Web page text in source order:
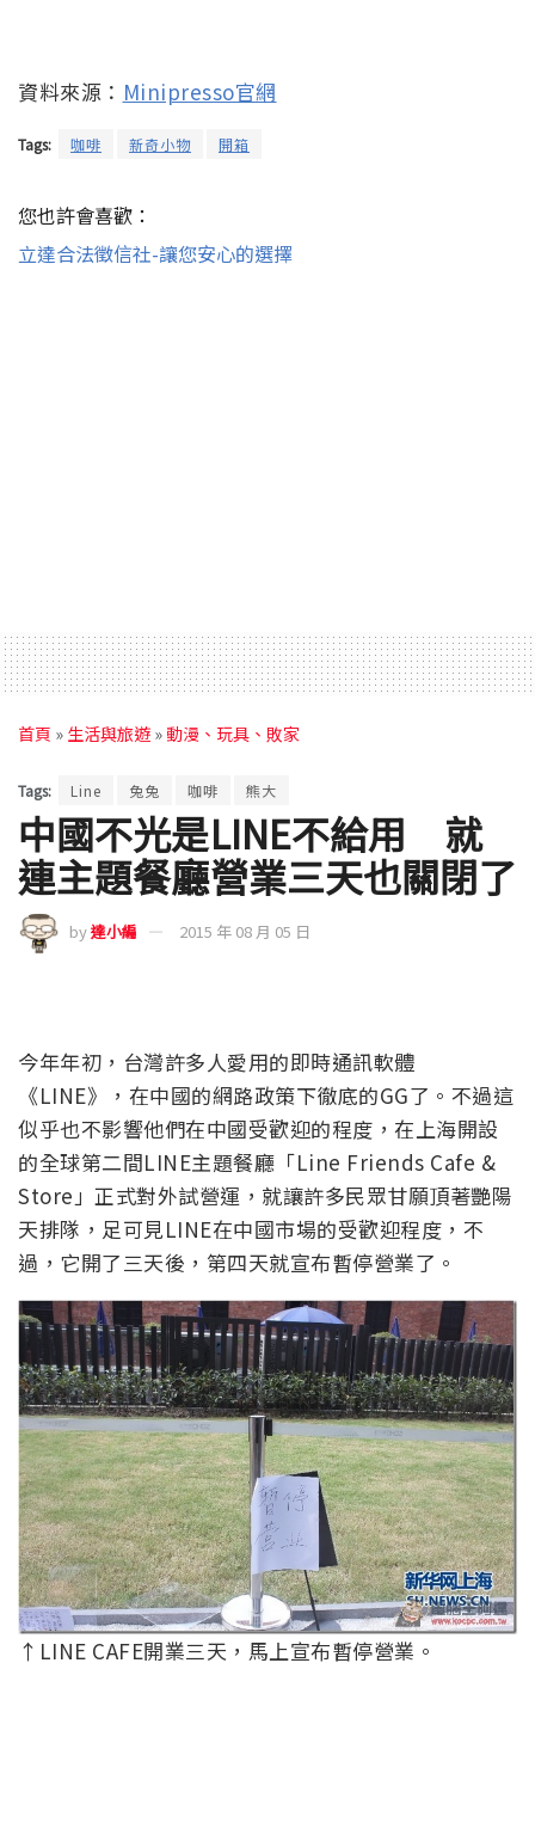
資料來源： Minipresso官網
Tags: 咖啡 新奇小物 開箱
您也許會喜歡：
立達合法徵信社-讓您安心的選擇
首頁 » 生活與旅遊 » 動漫、玩具、敗家
Tags: Line 兔兔 咖啡 熊大
中國不光是LINE不給用 就
連主題餐廳營業三天也關閉了
by達小編 2015 年 08 月 05 日
今年年初，台灣許多人愛用的即時通訊軟體
《LINE》，在中國的網路政策下徹底的GG了。不過這
似乎也不影響他們在中國受歡迎的程度，在上海開設
的全球第二間LINE主題餐廳「Line Friends Cafe &
Store」正式對外試營運，就讓許多民眾甘願頂著艷陽
天排隊，足可見LINE在中國市場的受歡迎程度，不
過，它開了三天後，第四天就宣布暫停營業了。
↑LINE CAFE開業三天，馬上宣布暫停營業。